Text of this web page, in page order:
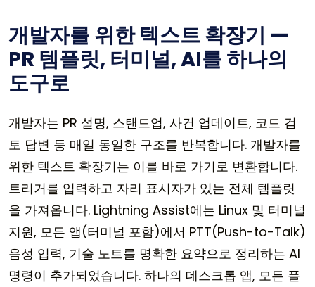
개발자를 위한 텍스트 확장기 —
PR 템플릿, 터미널, AI를 하나의
도구로
개발자는 PR 설명, 스탠드업, 사건 업데이트, 코드 검
토 답변 등 매일 동일한 구조를 반복합니다. 개발자를
위한 텍스트 확장기는 이를 바로 가기로 변환합니다.
트리거를 입력하고 자리 표시자가 있는 전체 템플릿
을 가져옵니다. Lightning Assist에는 Linux 및 터미널
지원, 모든 앱(터미널 포함)에서 PTT(Push-to-Talk)
음성 입력, 기술 노트를 명확한 요약으로 정리하는 AI
명령이 추가되었습니다. 하나의 데스크톱 앱, 모든 플